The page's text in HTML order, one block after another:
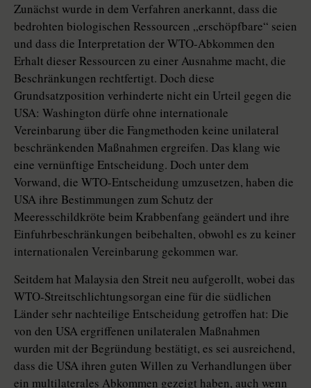
Zunächst wurde in dem Verfahren anerkannt, dass die
bedrohten biologischen Ressourcen „erschöpfbare“ seien
und dass die Interpretation der WTO-Abkommen den
Erhalt dieser Ressourcen zu einer Ausnahme macht, die
Beschränkungen rechtfertigt. Doch diese
Grundsatzposition verhinderte nicht ein Urteil gegen die
USA: Washington dürfe ohne internationale
Vereinbarung über die Fangmethoden keine unilateral
beschränkenden Maßnahmen ergreifen. Das klang wie
eine vernünftige Entscheidung. Doch unter dem
Vorwand, die WTO-Entscheidung umzusetzen, haben die
USA ihre Bestimmungen zum Schutz der
Meeresschildkröte beim Krabbenfang geändert und ihre
Einfuhrbeschränkungen beibehalten, obwohl es zu keiner
internationalen Vereinbarung gekommen war.
Seitdem hat Malaysia den Streit neu aufgerollt, wobei das
WTO-Streitschlichtungsorgan eine für die südlichen
Länder sehr nachteilige Entscheidung getroffen hat: Die
von den USA ergriffenen unilateralen Maßnahmen
wurden mit der Begründung bestätigt, es sei ausreichend,
dass die USA ihren guten Willen zu Verhandlungen über
ein multilaterales Abkommen gezeigt haben, auch wenn